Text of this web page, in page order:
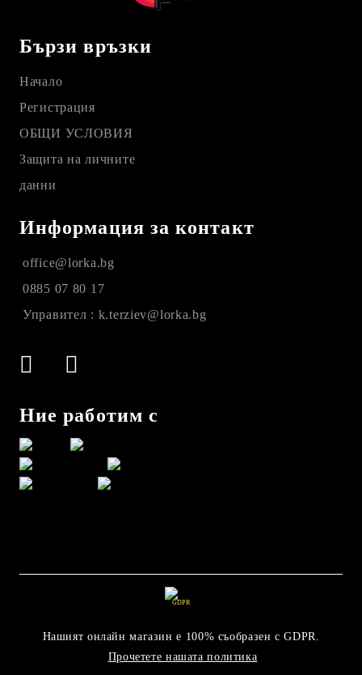
Бързи връзки
Начало
Регистрация
ОБЩИ УСЛОВИЯ
Защита на личните
данни
Информация за контакт
office@lorka.bg
0885 07 80 17
Управител : k.terziev@lorka.bg
Ние работим с
GDPR
Нашият онлайн магазин е 100% съобразен с GDPR.
Прочетете нашата политика